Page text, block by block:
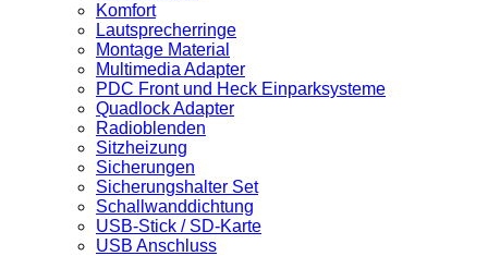
Komfort
Lautsprecherringe
Montage Material
Multimedia Adapter
PDC Front und Heck Einparksysteme
Quadlock Adapter
Radioblenden
Sitzheizung
Sicherungen
Sicherungshalter Set
Schallwanddichtung
USB-Stick / SD-Karte
USB Anschluss